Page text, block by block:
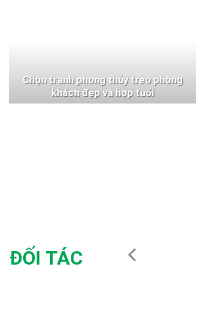
Chọn tranh phong thủy treo phòng
khách đẹp và hợp tuổi
ĐỐI TÁC